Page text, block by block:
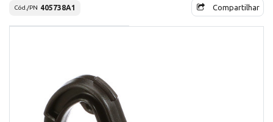
Cód./PN 405738A1 Compartilhar